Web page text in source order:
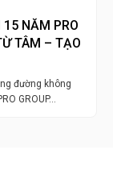
15 NĂM PRO
TÂM – TẠO
đường không
GROUP…